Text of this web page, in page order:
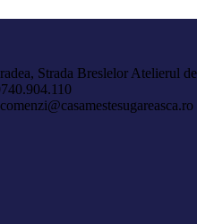
Strada Breslelor Atelierul